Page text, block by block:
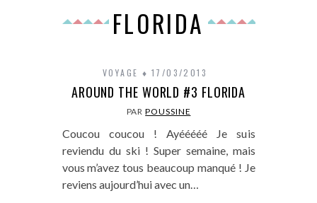
FLORIDA
VOYAGE 17/03/2013
AROUND THE WORLD #3 FLORIDA
PARPOUSSINE
Coucou coucou ! Ayééééé Je suis
reviendu du ski ! Super semaine, mais
vous m’avez tous beaucoup manqué ! Je
reviens aujourd’hui avec un…